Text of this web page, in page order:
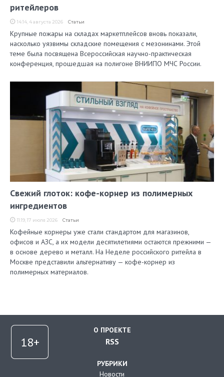
ритейлеров
14:14, 4 августа 2026 Статьи
Крупные пожары на складах маркетплейсов вновь показали,
насколько уязвимы складские помещения с мезонинами. Этой
теме была посвящена Всероссийская научно-практическая
конференция, прошедшая на полигоне ВНИИПО МЧС России.
Свежий глоток: кофе-корнер из полимерных
ингредиентов
11:19, 17 июля 2026 Статьи
Кофейные корнеры уже стали стандартом для магазинов,
офисов и АЗС, а их модели десятилетиями остаются прежними —
в основе дерево и металл. На Неделе российского ритейла в
Москве представили альтернативу — кофе-корнер из
полимерных материалов.
О ПРОЕКТЕ
RSS
РУБРИКИ
Новости